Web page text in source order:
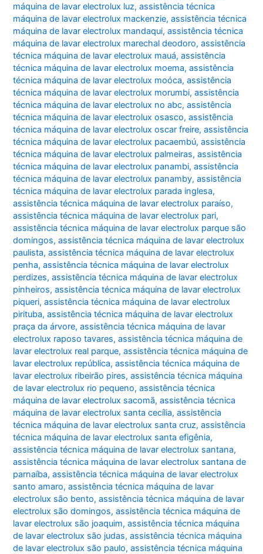
máquina de lavar electrolux luz,assistência técnica
máquina de lavar electrolux mackenzie,assistência técnica
máquina de lavar electrolux mandaqui,assistência técnica
máquina de lavar electrolux marechal deodoro,assistência
técnica máquina de lavar electrolux mauá,assistência
técnica máquina de lavar electrolux moema,assistência
técnica máquina de lavar electrolux moóca,assistência
técnica máquina de lavar electrolux morumbi,assistência
técnica máquina de lavar electrolux no abc,assistência
técnica máquina de lavar electrolux osasco,assistência
técnica máquina de lavar electrolux oscar freire,assistência
técnica máquina de lavar electrolux pacaembú,assistência
técnica máquina de lavar electrolux palmeiras,assistência
técnica máquina de lavar electrolux panambi,assistência
técnica máquina de lavar electrolux panamby,assistência
técnica máquina de lavar electrolux parada inglesa,
assistência técnica máquina de lavar electrolux paraíso,
assistência técnica máquina de lavar electrolux pari,
assistência técnica máquina de lavar electrolux parque são
domingos,assistência técnica máquina de lavar electrolux
paulista,assistência técnica máquina de lavar electrolux
penha,assistência técnica máquina de lavar electrolux
perdizes,assistência técnica máquina de lavar electrolux
pinheiros,assistência técnica máquina de lavar electrolux
piqueri,assistência técnica máquina de lavar electrolux
pirituba,assistência técnica máquina de lavar electrolux
praça da árvore,assistência técnica máquina de lavar
electrolux raposo tavares,assistência técnica máquina de
lavar electrolux real parque,assistência técnica máquina de
lavar electrolux república,assistência técnica máquina de
lavar electrolux ribeirão pires,assistência técnica máquina
de lavar electrolux rio pequeno,assistência técnica
máquina de lavar electrolux sacomã,assistência técnica
máquina de lavar electrolux santa cecília,assistência
técnica máquina de lavar electrolux santa cruz,assistência
técnica máquina de lavar electrolux santa efigênia,
assistência técnica máquina de lavar electrolux santana,
assistência técnica máquina de lavar electrolux santana de
parnaíba,assistência técnica máquina de lavar electrolux
santo amaro,assistência técnica máquina de lavar
electrolux são bento,assistência técnica máquina de lavar
electrolux são domingos,assistência técnica máquina de
lavar electrolux são joaquim,assistência técnica máquina
de lavar electrolux são judas,assistência técnica máquina
de lavar electrolux são paulo,assistência técnica máquina